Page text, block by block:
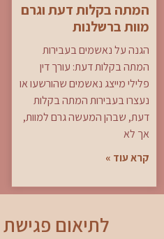
המתה בקלות דעת וגרם
מוות ברשלנות
הגנה על נאשמים בעבירות
המתה בקלות דעת: עורך דין
פלילי מייצג נאשמים שהורשעו או
נעצרו בעבירות המתה בקלות
דעת, שבהן המעשה גרם למוות,
אך לא
קרא עוד »
לתיאום